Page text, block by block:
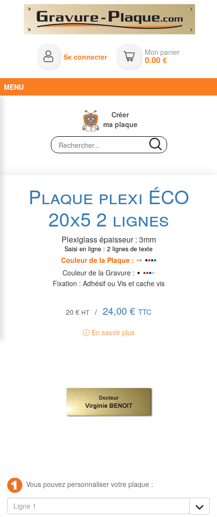
Se connecter Mon panier
0.00€
MENU
Créer
ma plaque
Plaque plexi ÉCO
20x5 2 lignes
Plexiglass épaisseur : 3mm
Saisi en ligne : 2 lignes de texte
Couleur de la Plaque : ••• ••••
Couleur de la Gravure : • ••••
Fixation : Adhésif ou Vis et cache vis
20 € HT / 24,00 € TTC
En savoir plus
Vous pouvez personnaliser votre plaque :